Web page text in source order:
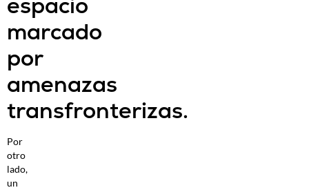
marcado
por
amenazas
transfronterizas.
Por
otro
lado,
un